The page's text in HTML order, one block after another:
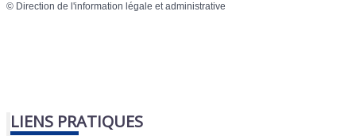
© Direction de l'information légale et administrative
LIENS PRATIQUES